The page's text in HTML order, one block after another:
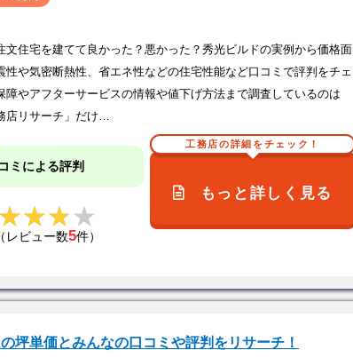
文住宅を建てて良かった？悪かった？秀光ビルドの実例から価格面
性や気密断熱性、省エネ性などの住宅性能など口コミで評判をチェ
障やアフターサービスの情報や値下げ方法まで調査しているのは
店リサーチ」だけ…
ミによる評判
レビュー数5件）
工務店の詳細をチェック！
もっと詳しく見る
坪単価とみんなの口コミや評判をリサーチ！